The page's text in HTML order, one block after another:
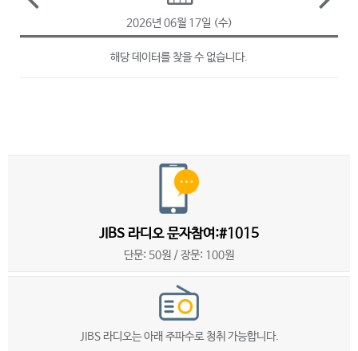
2026년 06월 17일 (수)
해당 데이터를 찾을 수 없습니다.
JIBS 라디오 문자참여:#1015
단문: 50원 / 장문: 100원
JIBS 라디오는 아래 주파수로 청취 가능합니다.